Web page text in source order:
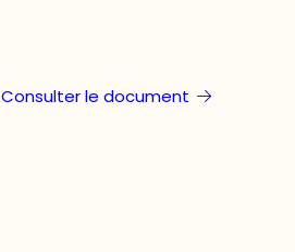
Consulter le document